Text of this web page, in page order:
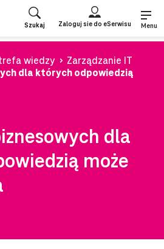
Szukaj Zaloguj sie do eSerwisu Menu
wiedzy
Zarządzanie IT
dla których odpowiedzią
dla
może